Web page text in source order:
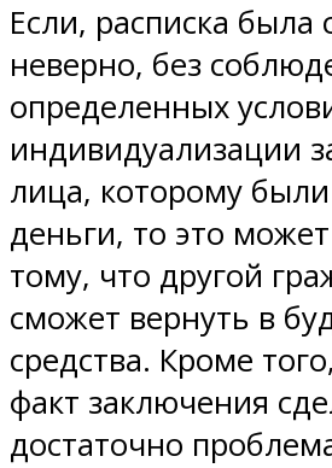
Если, расписка была
неверно, без
определенных
индивидуализации
лица, которому
деньги, то это
тому, что другой
сможет вернуть в
средства. Кроме
факт заключения
достаточно